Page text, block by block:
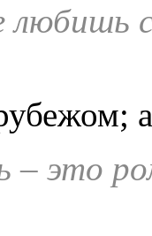
любишь
это